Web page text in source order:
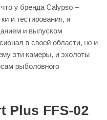
у бренда Calypso –
и тестирования, и
и выпуском
в своей области, но и
эти камеры, и эхолоты
рыболовного
Plus FFS-02